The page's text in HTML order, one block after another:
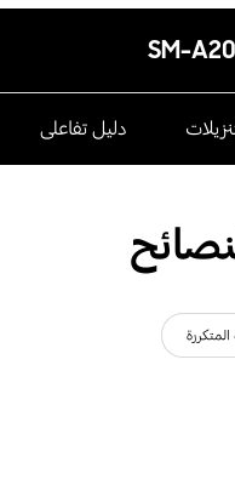
SM-
دليل تفاعلى
المتكررة